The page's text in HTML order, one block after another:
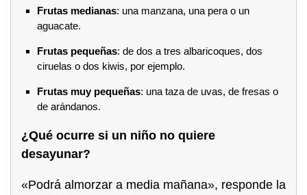
Frutas medianas: una manzana, una pera o un
aguacate.
Frutas pequeñas: de dos a tres albaricoques, dos
ciruelas o dos kiwis, por ejemplo.
Frutas muy pequeñas: una taza de uvas, de fresas o
de arándanos.
¿Qué ocurre si un niño no quiere
desayunar?
«Podrá almorzar a media mañana», responde la